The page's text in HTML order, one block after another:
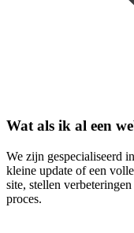
Wat als ik al een
We zijn gespecialiseerd
kleine update of een
site, stellen
proces.